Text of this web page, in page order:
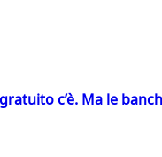
c’è. Ma le